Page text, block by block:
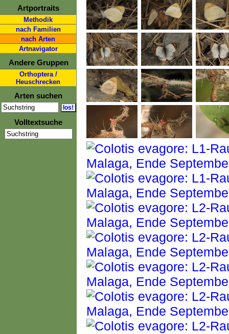
Artportraits
Methodik
nach Familien
nach Arten
Artnavigator
Andere Gruppen
Orthoptera /
Heuschrecken
Arten suchen
Volltextsuche